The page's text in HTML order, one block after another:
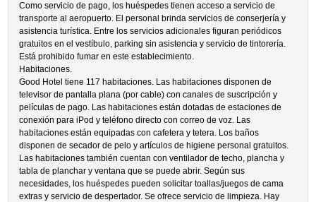
Como servicio de pago, los huéspedes tienen acceso a servicio de
transporte al aeropuerto. El personal brinda servicios de conserjería y
asistencia turística. Entre los servicios adicionales figuran periódicos
gratuitos en el vestíbulo, parking sin asistencia y servicio de tintorería.
Está prohibido fumar en este establecimiento.
Habitaciones.
Good Hotel tiene 117 habitaciones. Las habitaciones disponen de
televisor de pantalla plana (por cable) con canales de suscripción y
películas de pago. Las habitaciones están dotadas de estaciones de
conexión para iPod y teléfono directo con correo de voz. Las
habitaciones están equipadas con cafetera y tetera. Los baños
disponen de secador de pelo y artículos de higiene personal gratuitos.
Las habitaciones también cuentan con ventilador de techo, plancha y
tabla de planchar y ventana que se puede abrir. Según sus
necesidades, los huéspedes pueden solicitar toallas/juegos de cama
extras y servicio de despertador. Se ofrece servicio de limpieza. Hay